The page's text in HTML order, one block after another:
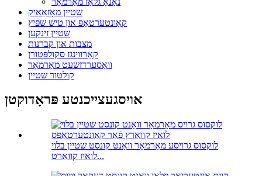
שטיין מאָזאַאיק
קאַונטערטאַפּ און טיש שפּיץ
שטיין זינקען
מצבות און קברנות
קאַרווינגז סקולפּטורן
וואַסערדזשעט מאַרמאָר
קולטור שטיין
אויסגעצייכנטע פּראָדוקטן
לוקסוס גרויסע מאַרמאָר וואַנט קונסט שטיין בלוי
לואיז קוואַרט...